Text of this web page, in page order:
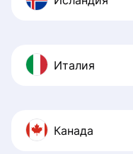
Италия
Канада